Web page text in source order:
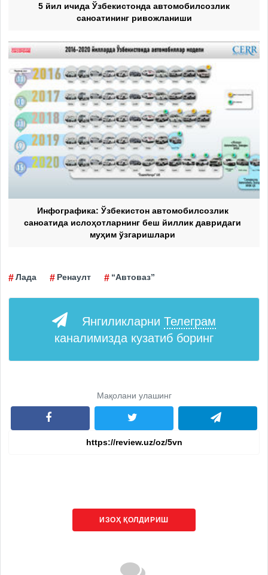
5 йил ичида Ўзбекистонда автомобилсозлик
саноатининг ривожланиши
Инфографика: Ўзбекистон автомобилсозлик
саноатида ислоҳотларнинг беш йиллик давридаги
муҳим ўзгаришлари
Лада Ренаулт “Автоваз”
Янгиликларни Телеграм
каналимизда кузатиб боринг
Мақолани улашинг
ИЗОҲ ҚОЛДИРИШ